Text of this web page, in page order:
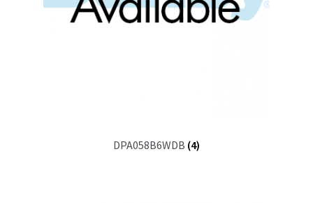
DPA058B6WDB (4)